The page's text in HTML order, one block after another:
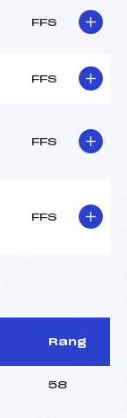
FFS
FFS
FFS
FFS
Rang
58